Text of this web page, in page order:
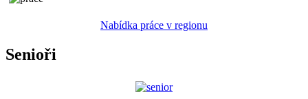
Nabídka práce v regionu
Senioři